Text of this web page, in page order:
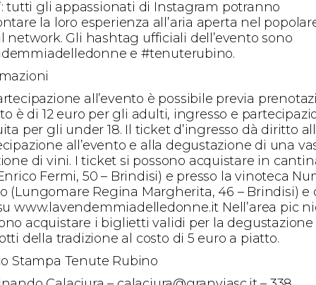
tutti gli appassionati di Instagram potranno
la loro esperienza all’aria aperta nel
network. Gli hashtag ufficiali dell’evento sono
e #tenuterubino.
all’evento è possibile previa
è di 12 euro per gli adulti, ingresso e
per gli under 18. Il ticket d’ingresso dà diritto
all’evento e alla degustazione di una
di vini. I ticket si possono acquistare in
Fermi, 50 – Brindisi) e presso la vinoteca
(Lungomare Regina Margherita, 46 – Brindisi) e
www.lavendemmiadelledonne.it Nell’area pic
acquistare i biglietti validi per la degustazione
della tradizione al costo di 5 euro a piatto.
Stampa Tenute Rubino